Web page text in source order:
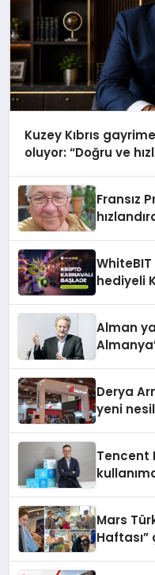
Kuzey Kıbrıs
oluyor: “Doğru ve
Fransız
WhiteBIT
hediyeli
Alman
Derya
yeni
Tencent
Mars
Haftası”